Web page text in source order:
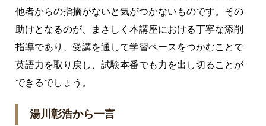
他者からの指摘がないと気がつかないものです。その
助けとなるのが、まさしく本講座における丁寧な添削
指導であり、受講を通して学習ペースをつかむことで
英語力を取り戻し、試験本番でも力を出し切ることが
できるでしょう。
湯川彰浩から一言